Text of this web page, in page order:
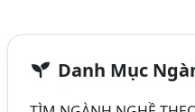
Danh Mục